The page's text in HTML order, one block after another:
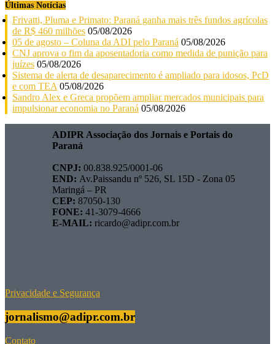
Últimas Notícias
Frivatti, Pluma e Primato: Paraná ganha mais três fundos agrícolas
de R$ 460 milhões 05/08/2026
05 de agosto – Coluna da ADI pelo Paraná 05/08/2026
CNJ aprova o fim da aposentadoria como medida de punição para
juízes 05/08/2026
Sistema de alerta de desaparecimento é ampliado para idosos, PcD
e com TEA 05/08/2026
Sandro Alex e Greca propõem ampliar mercados municipais para
impulsionar economia no Paraná 05/08/2026
ADIPR Associação dos Jornais e Portais do
Paraná
CNPJ: 00.838.925/0001-06
END: Av.Paissandu nº 526, SL 15D - Zona 05
Maringá – PR
CEP: 87050-130
FONE: 41-3079-4666
E-MAIL: ricardo@adipr.com.br
Privacidade e Segurança
jornalismo@adipr.com.br
Contato